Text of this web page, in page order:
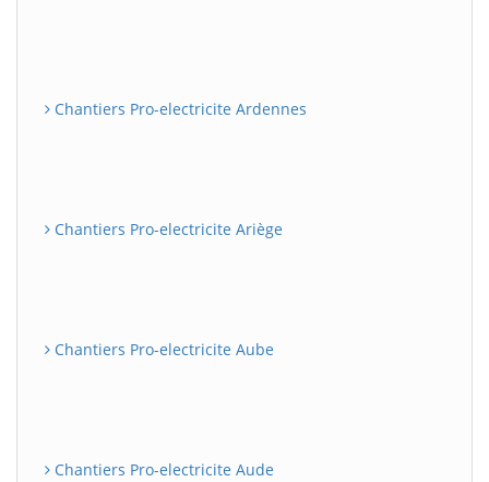
Chantiers Pro-electricite Ardennes
Chantiers Pro-electricite Ariège
Chantiers Pro-electricite Aube
Chantiers Pro-electricite Aude